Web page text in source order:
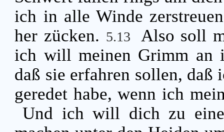
ich in alle Winde
her zücken. 5.13
Also soll
ich will meinen Grimm an
daß sie erfahren sollen,
geredet habe, wenn ich
Und ich will dich zu